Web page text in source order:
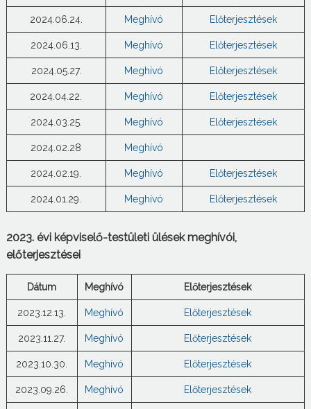
2024.06.24. Meghívó Előterjesztések
2024.06.13. Meghívó Előterjesztések
2024.05.27. Meghívó Előterjesztések
2024.04.22. Meghívó Előterjesztések
2024.03.25. Meghívó Előterjesztések
2024.02.28 Meghívó
2024.02.19. Meghívó Előterjesztések
2024.01.29. Meghívó Előterjesztések
2023. évi képviselő-testületi ülések meghívói,
előterjesztései
Dátum Meghívó Előterjesztések
2023.12.13. Meghívó Előterjesztések
2023.11.27. Meghívó Előterjesztések
2023.10.30. Meghívó Előterjesztések
2023.09.26. Meghívó Előterjesztések